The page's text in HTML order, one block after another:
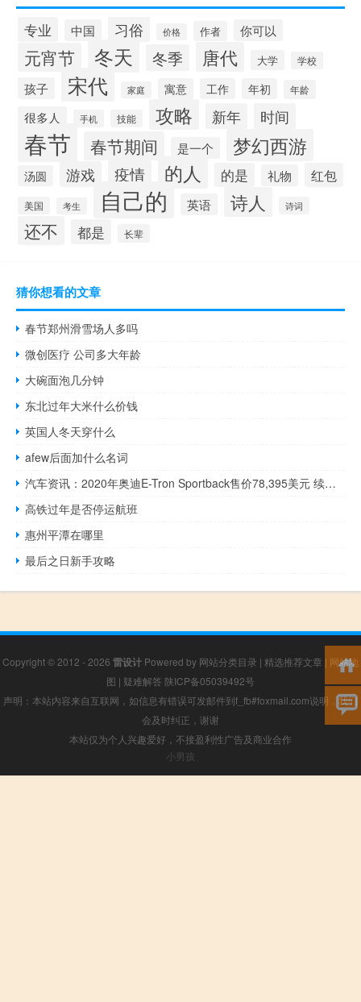
专业 中国 习俗 价格 作者 你可以
元宵节 冬天 冬季 唐代 大学 学校
孩子 宋代 家庭 寓意 工作 年初 年龄
很多人 手机 技能 攻略 新年 时间
春节 春节期间 是一个 梦幻西游
汤圆 游戏 疫情 的人 的是 礼物 红包
美国 考生 自己的 英语 诗人 诗词
还不 都是 长辈
猜你想看的文章
春节郑州滑雪场人多吗
微创医疗 公司多大年龄
大碗面泡几分钟
东北过年大米什么价钱
英国人冬天穿什么
afew后面加什么名词
汽车资讯：2020年奥迪E-Tron Sportback售价78,395美元 续航里程为218英里
高铁过年是否停运航班
惠州平潭在哪里
最后之日新手攻略
Copyright © 2012 - 2026 雷设计 Powered by 网站分类目录 | 精选推荐文章 | 网站地
图 | 疑难解答 陕ICP备05039492号
声明：本站内容来自互联网，如信息有错误可发邮件到f_fb#foxmail.com说明，我们
会及时纠正，谢谢
本站仅为个人兴趣爱好，不接盈利性广告及商业合作
小男孩